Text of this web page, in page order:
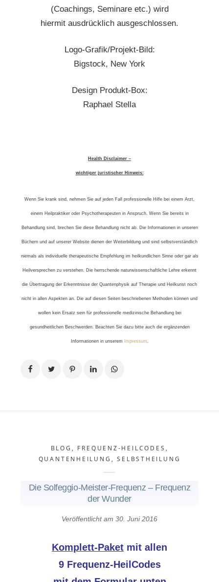
(Coachings, Seminare etc.) wird
hiermit ausdrücklich ausgeschlossen.
Logo-Grafik/Projekt-Bild:
Bigstock, New York
Design Produkt-Box:
Raphael Stella
Health Disclaimer –
wichtiger juristischer Hinweis:
Wenn Sie krank sind, nehmen Sie auf jeden Fall professionelle Hilfe bei einem Arzt,
einem Heilpraktiker oder Psychotherapeuten in Anspruch. Wenn Sie bereits in
Behandlung sind, brechen Sie diese Behandlung nicht ab. Die Informationen in unseren
Büchern und auf unserer Website dienen der Weiterbildung und sind selbstverständlich
niemals als individuelle therapeutische Empfehlung im heilkundlichen Sinne oder gar als
Heilversprechen zu verstehen. Die herrschende naturwissenschaftliche Lehre erkennt
die Übertragung der Erkenntnisse der Quantenphysik auf Therapie und Heilkunst noch
nicht in allen Aspekten an. Die auf diesen Seiten beschriebenen Methoden können und
wollen kein Ersatz sein für professionelle medizinische Behandlung bei
gesundheitlichen Beschwerden. Beachten Sie dazu bitte auch die ergänzenden
Informationen in unserem Impressum
BLOG , FREQUENZ-HEILCODES ,
QUANTENHEILUNG ,SELBSTHEILUNG
Die Solfeggio-Meister-Frequenz – Frequenz
der Wunder
Veröffentlicht am 30. Juni 2016
Komplett-Paket mit allen
9 Frequenz-HeilCodes